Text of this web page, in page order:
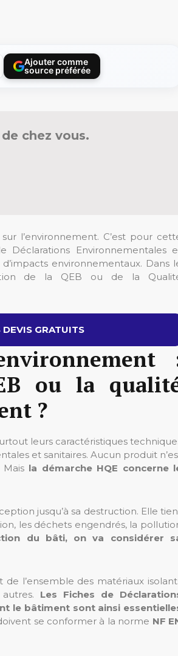
Ajouter comme
source préférée
chez vous.
l’environnement. C’est pour
Déclarations Environnementales
environnementaux. Dans
de la QEB ou de la
GRATUITS
ou la
?
leurs caractéristiques
et sanitaires. Aucun produit
la démarche HQE concerne
jusqu’à sa destruction. Elle
les déchets engendrés, la
du bâti, on va considérer
l’ensemble des matériaux
Les Fiches de
le bâtiment sont ainsi
se conformer à la norme NF